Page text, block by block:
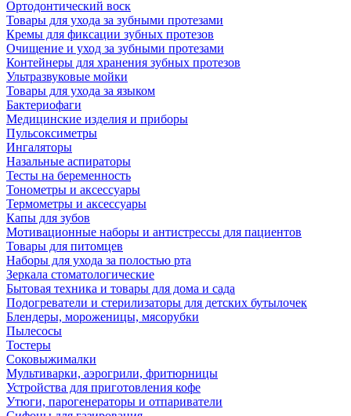
Ортодонтический воск
Товары для ухода за зубными протезами
Кремы для фиксации зубных протезов
Очищение и уход за зубными протезами
Контейнеры для хранения зубных протезов
Ультразвуковые мойки
Товары для ухода за языком
Бактериофаги
Медицинские изделия и приборы
Пульсоксиметры
Ингаляторы
Назальные аспираторы
Тесты на беременность
Тонометры и аксессуары
Термометры и аксессуары
Капы для зубов
Мотивационные наборы и антистрессы для пациентов
Товары для питомцев
Наборы для ухода за полостью рта
Зеркала стоматологические
Бытовая техника и товары для дома и сада
Подогреватели и стерилизаторы для детских бутылочек
Блендеры, мороженицы, мясорубки
Пылесосы
Тостеры
Соковыжималки
Мультиварки, аэрогрили, фритюрницы
Устройства для приготовления кофе
Утюги, парогенераторы и отпариватели